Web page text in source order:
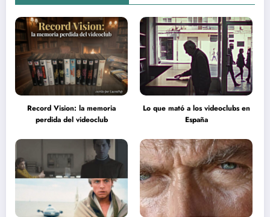
Record Vision: la memoria
perdida del videoclub
Lo que mató a los videoclubs en
España